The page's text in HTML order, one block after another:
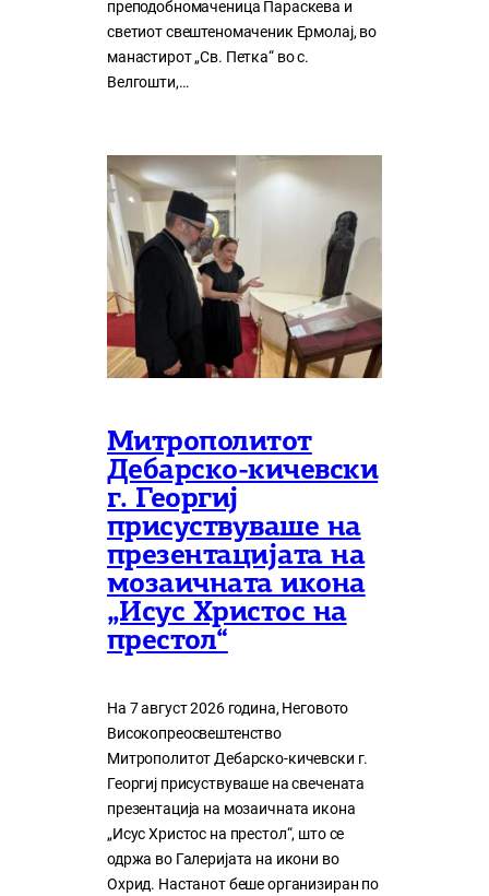
преподобномаченица Параскева и
светиот свештеномаченик Ермолај, во
манастирот „Св. Петка“ во с.
Велгошти,…
Митрополитот
Дебарско-кичевски
г. Георгиј
присуствуваше на
презентацијата на
мозаичната икона
„Исус Христос на
престол“
На 7 август 2026 година, Неговото
Високопреосвештенство
Митрополитот Дебарско-кичевски г.
Георгиј присуствуваше на свечената
презентација на мозаичната икона
„Исус Христос на престол“, што се
одржа во Галеријата на икони во
Охрид. Настанот беше организиран по